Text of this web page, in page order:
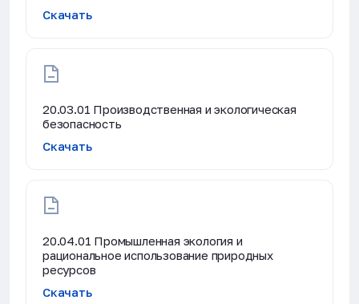
Скачать
20.03.01 Производственная и экологическая
безопасность
Скачать
20.04.01 Промышленная экология и
рациональное использование природных
ресурсов
Скачать